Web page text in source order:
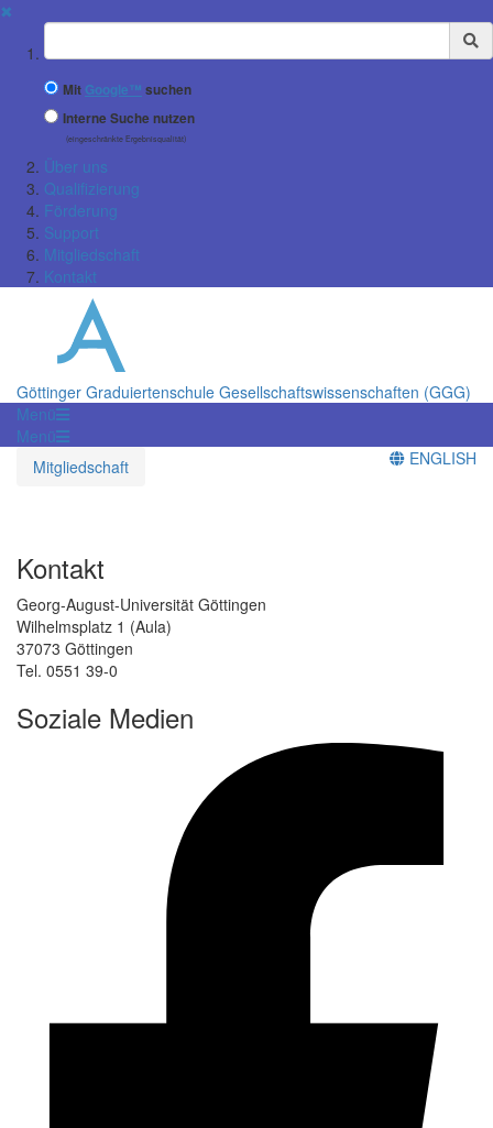
✖
Suchbegriff
Mit Google™ suchen
Interne Suche nutzen
(eingeschränkte Ergebnisqualität)
Über uns
Qualifizierung
Förderung
Support
Mitgliedschaft
Kontakt
Göttinger Graduiertenschule Gesellschaftswissenschaften (GGG)
Menü
Menü
Mitgliedschaft
ENGLISH
Kontakt
Georg-August-Universität Göttingen
Wilhelmsplatz 1 (Aula)
37073 Göttingen
Tel. 0551 39-0
Soziale Medien